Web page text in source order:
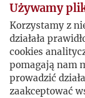
Używamy
Korzystamy z
działała
cookies
pomagają nam
prowadzić
zaakceptować